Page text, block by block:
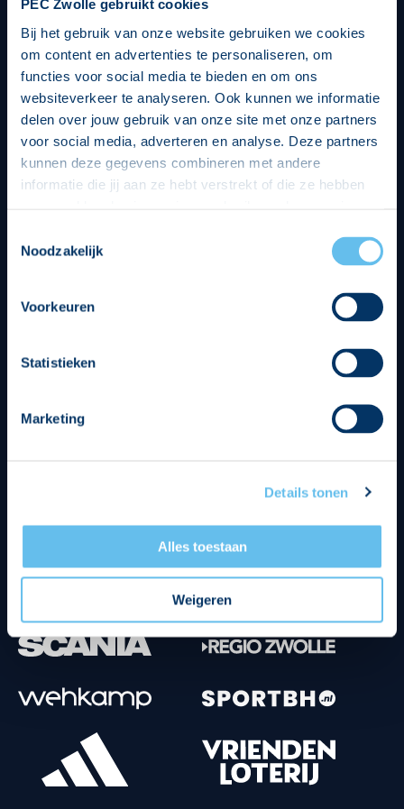
PEC Zwolle gebruikt cookies
Bij het gebruik van onze website gebruiken we cookies
om content en advertenties te personaliseren, om
functies voor social media te bieden en om ons
websiteverkeer te analyseren. Ook kunnen we informatie
delen over jouw gebruik van onze site met onze partners
voor social media, adverteren en analyse. Deze partners
kunnen deze gegevens combineren met andere
informatie die jij aan ze hebt verstrekt of die ze hebben
op een veilige en integere wijze. Je kunt je toestemming
beheren op de privacy- en cookieverklaring pagina.
Noodzakelijk
Voorkeuren
Statistieken
Marketing
Details tonen
Alles toestaan
Weigeren